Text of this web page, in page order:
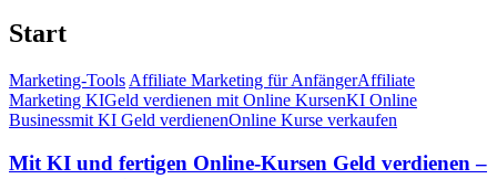
Start
Marketing-Tools Affiliate Marketing für AnfängerAffiliate
Marketing KIGeld verdienen mit Online KursenKI Online
Businessmit KI Geld verdienenOnline Kurse verkaufen
Mit KI und fertigen Online-Kursen Geld verdienen –